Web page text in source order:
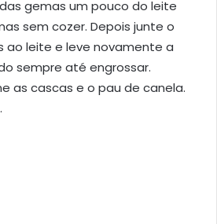
gemas um pouco do leite
sem cozer. Depois junte o
ao leite e leve novamente a
sempre até engrossar.
as cascas e o pau de canela.